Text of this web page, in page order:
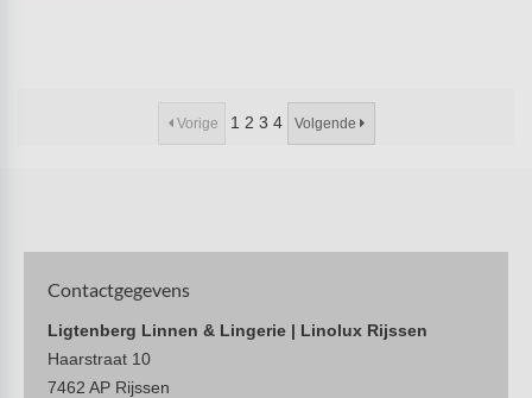
Vorige 1 2 3 4 Volgende
Contactgegevens
Ligtenberg Linnen & Lingerie | Linolux Rijssen
Haarstraat 10
7462 AP Rijssen